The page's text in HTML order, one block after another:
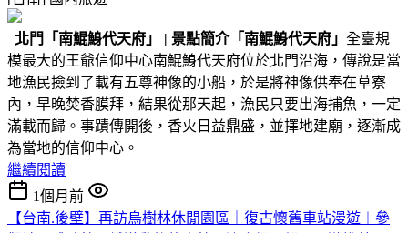
北門 「南鯤鯓代天府」 | 景點簡介「南鯤鯓代天府」 全臺規
模最大的王爺信仰中心南鯤鯓代天府位於北門沿海，傳說是當
地漁民撿到了載有五尊神像的小船，於是將神像供奉在草寮
內，早晚焚香膜拜，結果從那天起，漁民只要出海捕魚，一定
滿載而歸。事蹟傳開後，香火日益鼎盛，並擇地建廟，逐漸成
為當地的信仰中心。
繼續閱讀
1個月前
【台南.後壁】再訪烏樹林休閒園區｜復古懷舊車站漫遊︱參